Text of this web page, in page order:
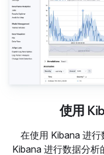
使用
在使用 Kibana 进
Kibana 进行数据分